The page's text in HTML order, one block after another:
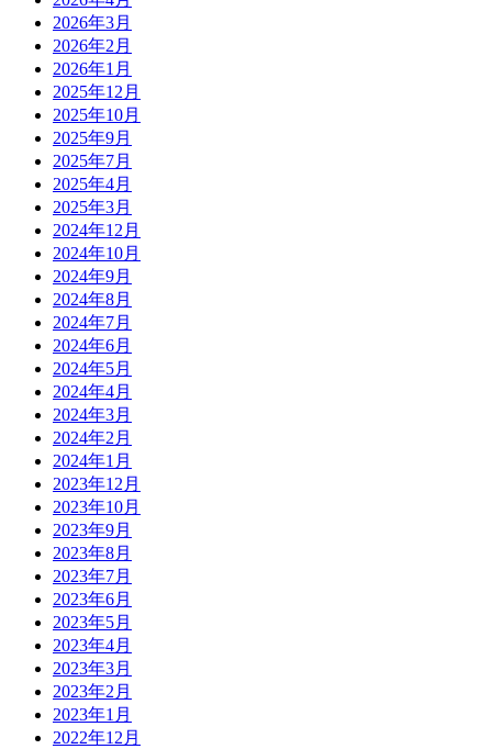
2026年3月
2026年2月
2026年1月
2025年12月
2025年10月
2025年9月
2025年7月
2025年4月
2025年3月
2024年12月
2024年10月
2024年9月
2024年8月
2024年7月
2024年6月
2024年5月
2024年4月
2024年3月
2024年2月
2024年1月
2023年12月
2023年10月
2023年9月
2023年8月
2023年7月
2023年6月
2023年5月
2023年4月
2023年3月
2023年2月
2023年1月
2022年12月